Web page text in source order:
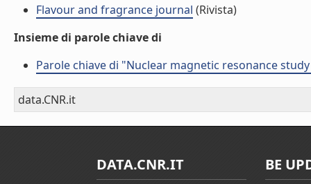
Flavour and fragrance journal (Rivista)
Insieme di parole chiave di
Parole chiave di "Nuclear magnetic resonance
data.CNR.it
DATA.CNR.IT BE